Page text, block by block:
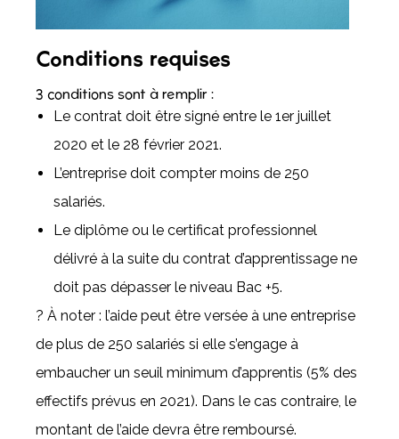
Conditions requises
3 conditions sont à remplir :
Le contrat doit être signé entre le 1er juillet
2020 et le 28 février 2021.
L’entreprise doit compter moins de 250
salariés.
Le diplôme ou le certificat professionnel
délivré à la suite du contrat d’apprentissage ne
doit pas dépasser le niveau Bac +5.
? À noter : l’aide peut être versée à une entreprise
de plus de 250 salariés si elle s’engage à
embaucher un seuil minimum d’apprentis (5% des
effectifs prévus en 2021). Dans le cas contraire, le
montant de l’aide devra être remboursé.